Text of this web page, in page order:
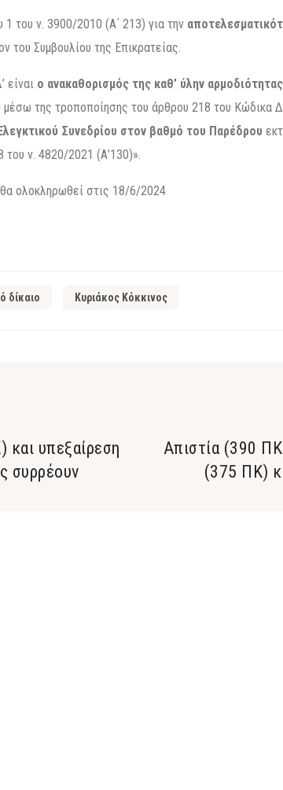
του ν. 3900/2010 (Α΄ 213) για την
του Συμβουλίου της Επικρατείας.
είναι ο ανακαθορισμός της καθ’ ύλην
μέσω της τροποποίησης του άρθρου 218 του Κώδικα
Συνεδρίου στον βαθμό του Παρέδρου
του ν. 4820/2021 (Α’130)».
θα ολοκληρωθεί στις 18/6/2024
δίκαιο Κυριάκος Κόκκινος
και υπεξαίρεση
συρρέουν
Aπιστία (390
(375 ΠΚ)